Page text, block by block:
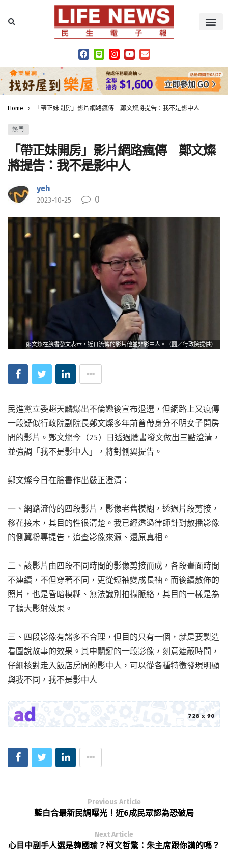
Home 「帶正妹開房」影片網路瘋傳 鄭文燦將提告：我不是影中人
熱門
「帶正妹開房」影片網路瘋傳 鄭文燦
將提告：我不是影中人
yeh
2023-10-25 0
鄭文燦在臉書發文表示，近日流傳的影片他並非影中人。（圖／行政院提供）
民進黨立委趙天麟爆出不倫戀後宣布退選，但網路上又瘋傳
一段疑似行政院副院長鄭文燦多年前曾帶身分不明女子開房
間的影片。鄭文燦今（25）日透過臉書發文做出三點澄清，
並強調「我不是影中人」，將對側翼提告。
鄭文燦今日在臉書作出嚴正澄清：
一、網路流傳的四段影片，影像老舊模糊，透過片段剪接，
移花接木，其目的性很清楚。我已經透過律師針對散播影像
的側翼粉專提告，追查影像來源、還原真相。
二、該影片由四段不同時間的影像剪接而成，各段畫面時間
不連續，不但穿著不同，更從短袖變成長袖。而後續散佈的
照片，也是昏暗模糊、無法識別拍攝脈絡，其目的一樣是為
了擴大影射效果。
三、四段影像有諸多不合理，但目的只有一個，就是要製造
看圖說故事的效果。其中關鍵的一段影像，刻意遮蔽時間，
仔細核對走入飯店房間的影中人，可以從各種特徵發現明顯
與我不同，我不是影中人
Previous Article
藍白合最新民調曝光！近6成民眾認為恐破局
Next Article
心目中副手人選是韓國瑜？柯文哲驚：朱主席跟你講的嗎？